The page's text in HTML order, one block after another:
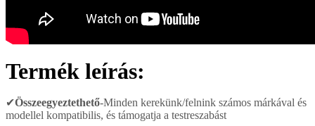
Termék leírás:
✔Összeegyeztethető-Minden kerekünk/felnink számos márkával és
modellel kompatibilis, és támogatja a testreszabást